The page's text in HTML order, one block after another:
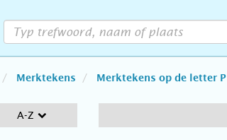
Merktekens Merktekens op de letter P
A-Z